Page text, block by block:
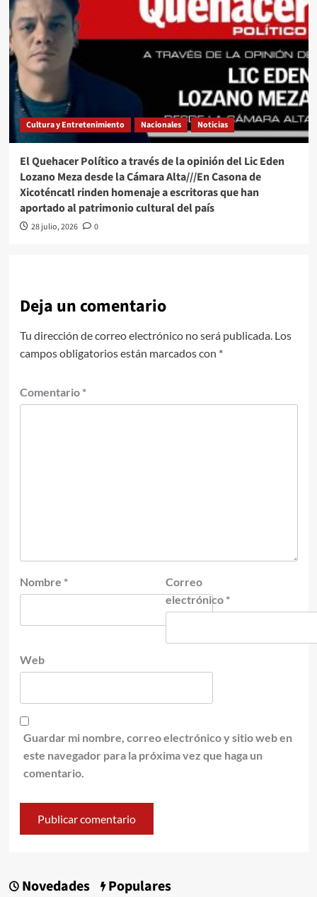
Cultura y Entretenimiento Nacionales Noticias
El Quehacer Político a través de la opinión del Lic Eden
Lozano Meza desde la Cámara Alta///En Casona de
Xicoténcatl rinden homenaje a escritoras que han
aportado al patrimonio cultural del país
28 julio, 2026 0
Deja un comentario
Tu dirección de correo electrónico no será publicada. Los
campos obligatorios están marcados con *
Comentario *
Nombre *
Correo
electrónico *
Web
Guardar mi nombre, correo electrónico y sitio web en
este navegador para la próxima vez que haga un
comentario.
Novedades Populares